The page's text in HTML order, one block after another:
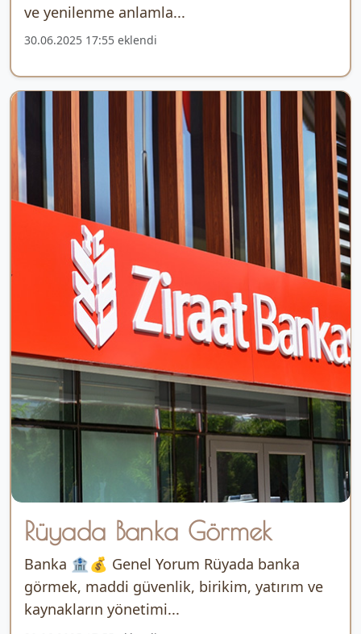
ve yenilenme anlamla...
30.06.2025 17:55 eklendi
Rüyada Banka Görmek
Banka 🏦💰 Genel Yorum Rüyada banka
görmek, maddi güvenlik, birikim, yatırım ve
kaynakların yönetimi...